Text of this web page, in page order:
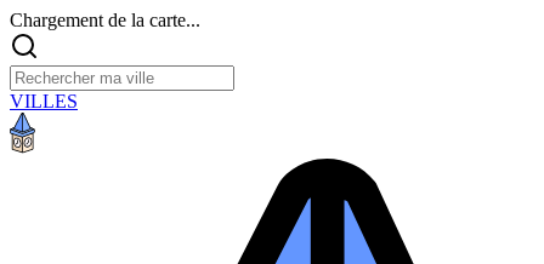
Chargement de la carte...
VILLES